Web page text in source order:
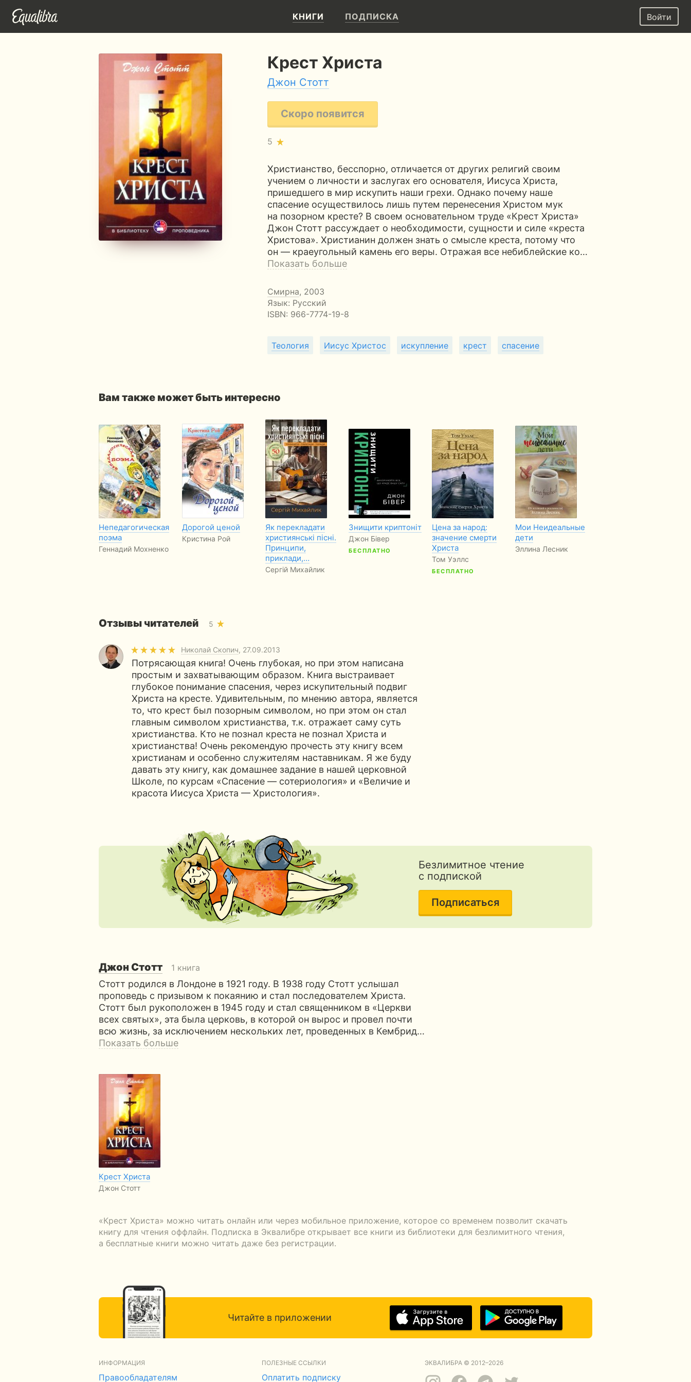
КНИГИ ПОДПИСКА Войти
Крест Христа
Джон Стотт
Скоро появится
5
Христианство, бесспорно, отличается от других религий своим
учением о личности и заслугах его основателя, Иисуса Христа,
пришедшего в мир искупить наши грехи. Однако почему наше
спасение осуществилось лишь путем перенесения Христом мук
на позорном кресте? В своем основательном труде «Крест Христа»
Джон Стотт рассуждает о необходимости, сущности и силе «креста
Христова». Христианин должен знать о смысле креста, потому что
он — краеугольный камень его веры. Отражая все небиблейские ко…
Показать больше
Смирна, 2003
Язык: Русский
ISBN: 966-7774-19-8
Теология Иисус Христос искупление крест спасение
Вам также может быть интересно
Непедагогическая
поэма
Геннадий Мохненко
Дорогой ценой
Кристина Рой
Як перекладати
християнські пісні.
Принципи,
приклади,…
Сергій Михайлик
Знищити криптоніт
Джон Бівер
БЕСПЛАТНО
Цена за народ:
значение смерти
Христа
Том Уэллс
БЕСПЛАТНО
Мои Неидеальные
дети
Эллина Лесник
Отзывы читателей 5
Николай Скопич, 27.09.2013
Потрясающая книга! Очень глубокая, но при этом написана
простым и захватывающим образом. Книга выстраивает
глубокое понимание спасения, через искупительный подвиг
Христа на кресте. Удивительным, по мнению автора, является
то, что крест был позорным символом, но при этом он стал
главным символом христианства, т.к. отражает саму суть
христианства. Кто не познал креста не познал Христа и
христианства! Очень рекомендую прочесть эту книгу всем
христианам и особенно служителям наставникам. Я же буду
давать эту книгу, как домашнее задание в нашей церковной
Школе, по курсам «Спасение — сотериология» и «Величие и
красота Иисуса Христа — Христология».
Безлимитное чтение
с подпиской
Подписаться
Джон Стотт 1 книга
Стотт родился в Лондоне в 1921 году. В 1938 году Стотт услышал
проповедь с призывом к покаянию и стал последователем Христа.
Стотт был рукоположен в 1945 году и стал священником в «Церкви
всех святых», эта была церковь, в которой он вырос и провел почти
всю жизнь, за исключением нескольких лет, проведенных в Кембрид…
Показать больше
Крест Христа
Джон Стотт
«Крест Христа» можно читать онлайн или через мобильное приложение, которое со временем позволит скачать
книгу для чтения оффлайн. Подписка в Эквалибре открывает все книги из библиотеки для безлимитного чтения,
а бесплатные книги можно читать даже без регистрации.
Читайте в приложении
ИНФОРМАЦИЯ
Правообладателям
ПОЛЕЗНЫЕ ССЫЛКИ
Оплатить подписку
ЭКВАЛИБРА © 2012–2026